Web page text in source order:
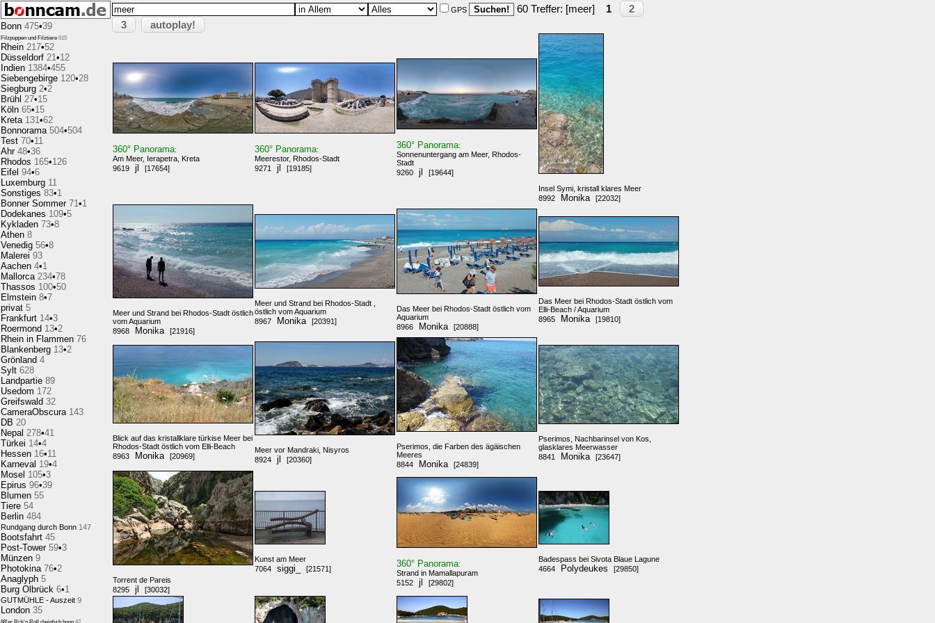
Bonn 475•39
Filzpuppen und Filztiere 615
Rhein 217•52
Düsseldorf 21•12
Indien 1384•455
Siebengebirge 120•28
Siegburg 2•2
Brühl 27•15
Köln 65•15
Kreta 131•62
Bonnorama 504•504
Test 70•11
Ahr 48•36
Rhodos 165•126
Eifel 94•6
Luxemburg 11
Sonstiges 83•1
Bonner Sommer 71•1
Dodekanes 109•5
Kykladen 73•8
Athen 8
Venedig 56•8
Malerei 93
Aachen 4•1
Mallorca 234•78
Thassos 100•50
Elmstein 8•7
privat 5
Frankfurt 14•3
Roermond 13•2
Rhein in Flammen 76
Blankenberg 13•2
Grönland 4
Sylt 628
Landpartie 89
Usedom 172
Greifswald 32
CameraObscura 143
DB 20
Nepal 278•41
Türkei 14•4
Hessen 16•11
Karneval 19•4
Mosel 105•3
Epirus 96•39
Blumen 55
Tiere 54
Berlin 484
Rundgang durch Bonn 147
Bootsfahrt 45
Post-Tower 59•3
Münzen 9
Photokina 76•2
Anaglyph 5
Burg Olbrück 6•1
GUTMÜHLE - Auszeit 9
London 35
GPS 60 Treffer: [meer] 1
2
3
autoplay!
360° Panorama:
Am Meer, Ierapetra, Kreta
9619
jl [17654]
360° Panorama:
Meerestor, Rhodos-Stadt
9271
jl [19185]
360° Panorama:
Sonnenuntergang am Meer, Rhodos-
Stadt
9260
jl
[19644]
Insel Symi, kristall klares Meer
8992
Monika [22032]
Meer und Strand bei Rhodos-Stadt östlich
vom Aquarium
8968
Monika [21916]
Meer und Strand bei Rhodos-Stadt ,
östlich vom Aquarium
8967
Monika [20391]
Das Meer bei Rhodos-Stadt östlich vom
Aquarium
8966
Monika [20888]
Das Meer bei Rhodos-Stadt östlich vom
Elli-Beach / Aquarium
8965
Monika [19810]
Blick auf das kristallklare türkise Meer bei
Rhodos-Stadt östlich vom Elli-Beach
8963
Monika [20969]
Meer vor Mandraki, Nisyros
8924
jl [20360]
Pserimos, die Farben des ägäischen
Meeres
8844
Monika [24839]
Pserimos, Nachbarinsel von Kos,
glasklares Meerwasser
8841
Monika [23647]
Torrent de Pareis
8295
jl [30032]
Kunst am Meer
7064
siggi_ [21571] 360° Panorama:
Strand in Mamallapuram
5152
jl [29802]
Badespass bei Sivota Blaue Lagune
4664
Polydeukes [29850]